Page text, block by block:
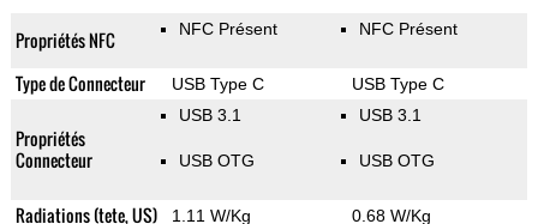
Propriétés NFC NFC Présent NFC Présent
Type de Connecteur USB Type C USB Type C
Propriétés
Connecteur
USB 3.1
USB OTG
USB 3.1
USB OTG
Radiations (tete, US) 1.11 W/Kg 0.68 W/Kg